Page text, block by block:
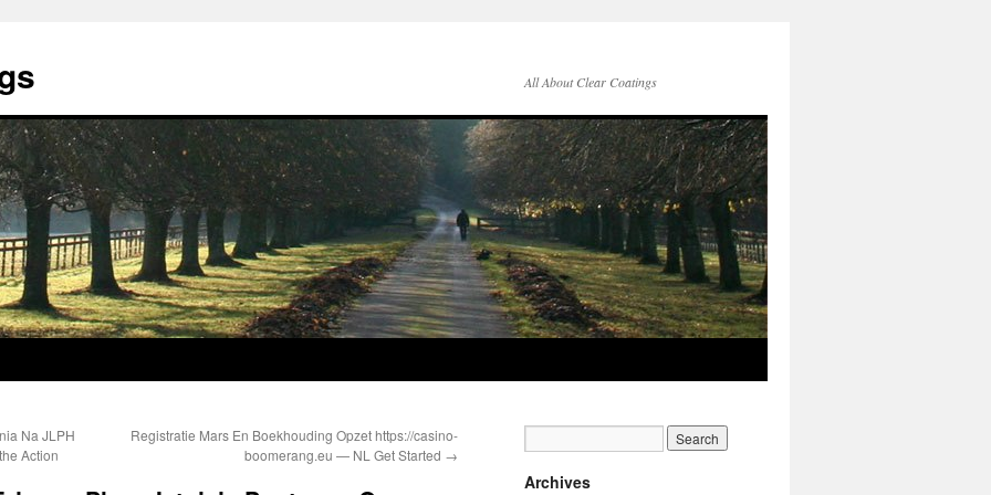
All About Clear Coatings
Na JLPH
Action
Registratie Mars En Boekhouding Opzet https://casino-
boomerang.eu — NL Get Started →
Archives